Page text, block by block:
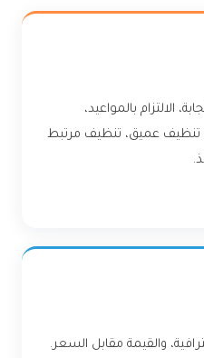
الالتزام بالمواعيد،
تنظيف عميق، تنظيف مرتبط
والقيمة مقابل السعر.